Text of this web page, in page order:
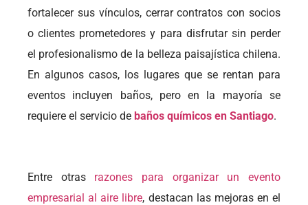
fortalecer sus vínculos, cerrar contratos con socios
o clientes prometedores y para disfrutar sin perder
el profesionalismo de la belleza paisajística chilena.
En algunos casos, los lugares que se rentan para
eventos incluyen baños, pero en la mayoría se
requiere el servicio de baños químicos en Santiago.
Entre otras razones para organizar un evento
empresarial al aire libre, destacan las mejoras en el